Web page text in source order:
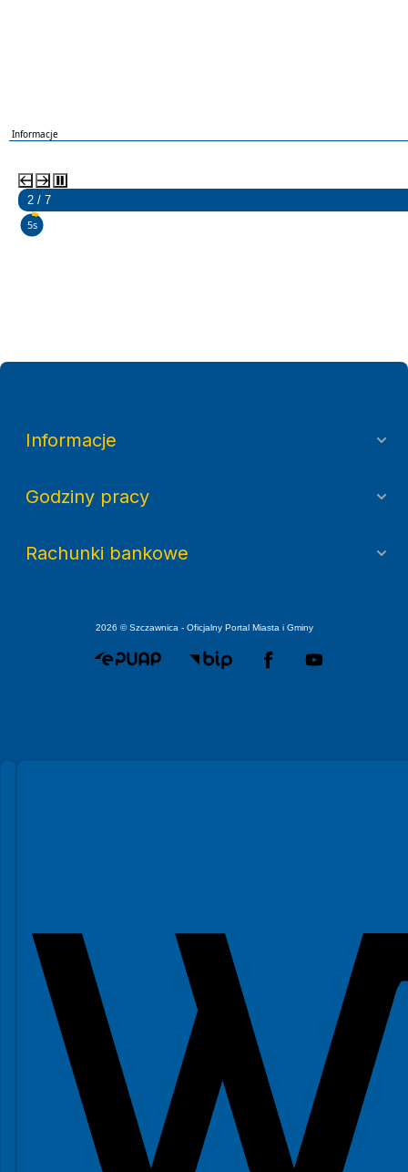
Informacje
2 / 7
3s
Informacje
Godziny pracy
Rachunki bankowe
2026 © Szczawnica - Oficjalny Portal Miasta i Gminy